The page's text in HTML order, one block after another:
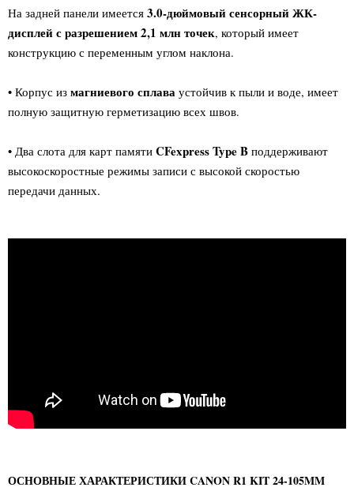
На задней панели имеется 3.0-дюймовый сенсорный ЖК-
дисплей с разрешением 2,1 млн точек, который имеет
конструкцию с переменным углом наклона.
• Корпус из магниевого сплава устойчив к пыли и воде, имеет
полную защитную герметизацию всех швов.
• Два слота для карт памяти CFexpress Type B поддерживают
высокоскоростные режимы записи с высокой скоростью
передачи данных.
ОСНОВНЫЕ ХАРАКТЕРИСТИКИ CANON R1 KIT 24-105MM